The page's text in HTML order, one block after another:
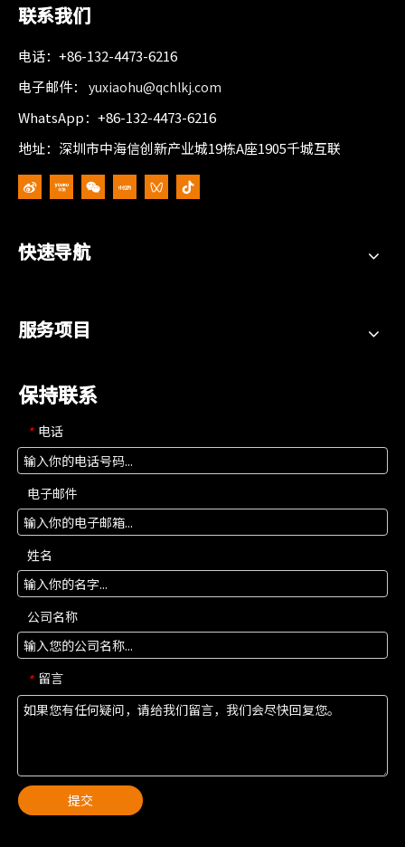
联系我们
电话：+86-132-4473-6216
电子邮件： yuxiaohu@qchlkj.com
WhatsApp：+86-132-4473-6216
地址：深圳市中海信创新产业城19栋A座1905千城互联
快速导航
服务项目
保持联系
* 电话
电子邮件
姓名
公司名称
* 留言
提交